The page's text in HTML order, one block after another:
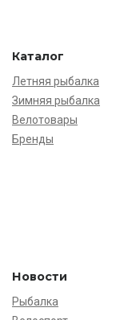
Каталог
Летняя рыбалка
Зимняя рыбалка
Велотовары
Бренды
Новости
Рыбалка